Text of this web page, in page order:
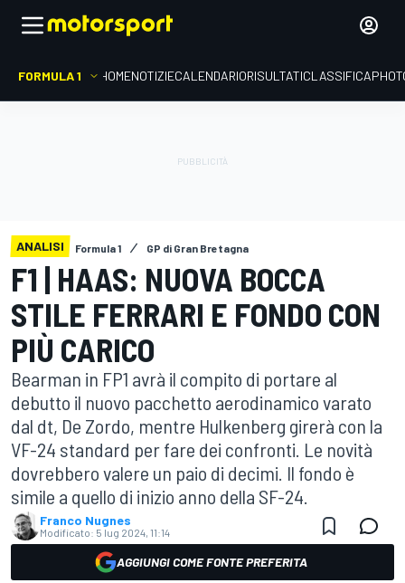
FORMULA 1 HOMENOTIZIECALENDARIORISULTATICLASSIFICA
ANALISI Formula 1 GP di Gran Bretagna
F1 | HAAS: NUOVA BOCCA
STILE FERRARI E FONDO CON
PIÙ CARICO
Bearman in FP1 avrà il compito di portare al
debutto il nuovo pacchetto aerodinamico varato
dal dt, De Zordo, mentre Hulkenberg girerà con la
VF-24 standard per fare dei confronti. Le novità
dovrebbero valere un paio di decimi. Il fondo è
simile a quello di inizio anno della SF-24.
Franco Nugnes
Modificato: 5 lug 2024, 11:14
AGGIUNGI COME FONTE PREFERITA